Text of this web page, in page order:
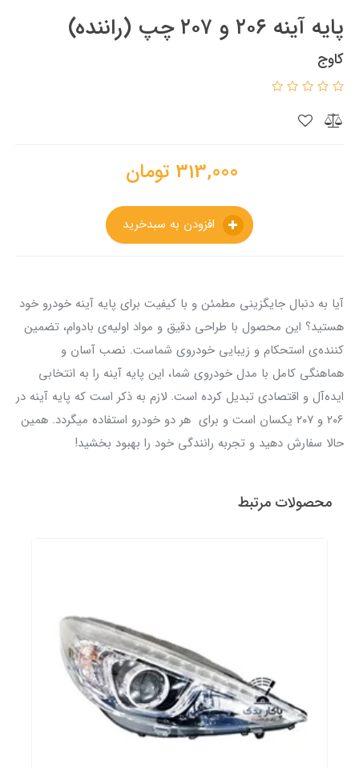
پایه آینه ۲۰۶ و ۲۰۷ چپ (راننده)
کاوج
313,000 تومان
آیا به دنبال جایگزینی مطمئن و با کیفیت برای پایه آینه خودرو خود
هستید؟ این محصول با طراحی دقیق و مواد اولیه‌ی بادوام، تضمین
کننده‌ی استحکام و زیبایی خودروی شماست. نصب آسان و
هماهنگی کامل با مدل خودروی شما، این پایه آینه را به انتخابی
ایده‌آل و اقتصادی تبدیل کرده است. لازم به ذکر است که پایه آینه در
۲۰۶ و ۲۰۷ یکسان است و برای هر دو خودرو استفاده میگردد. همین
حالا سفارش دهید و تجربه رانندگی خود را بهبود بخشید!
محصولات مرتبط